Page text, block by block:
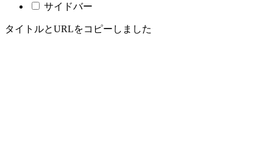
サイドバー
タイトルとURLをコピーしました